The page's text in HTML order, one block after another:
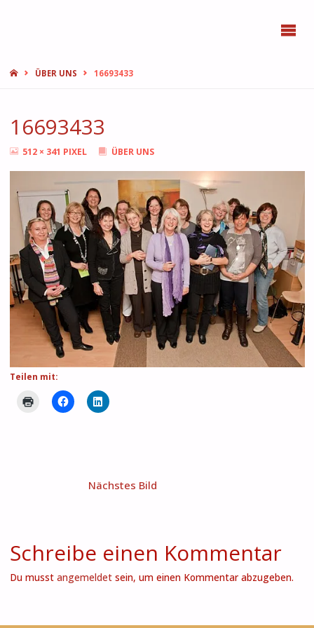
STARTÜBER UNS 16693433
16693433
ORIGINALGRÖSSE
512 × 341 PIXEL ÜBER UNS
Teilen mit:
Nächstes Bild
Schreibe einen Kommentar
Du musst angemeldetsein, um einen Kommentar abzugeben.